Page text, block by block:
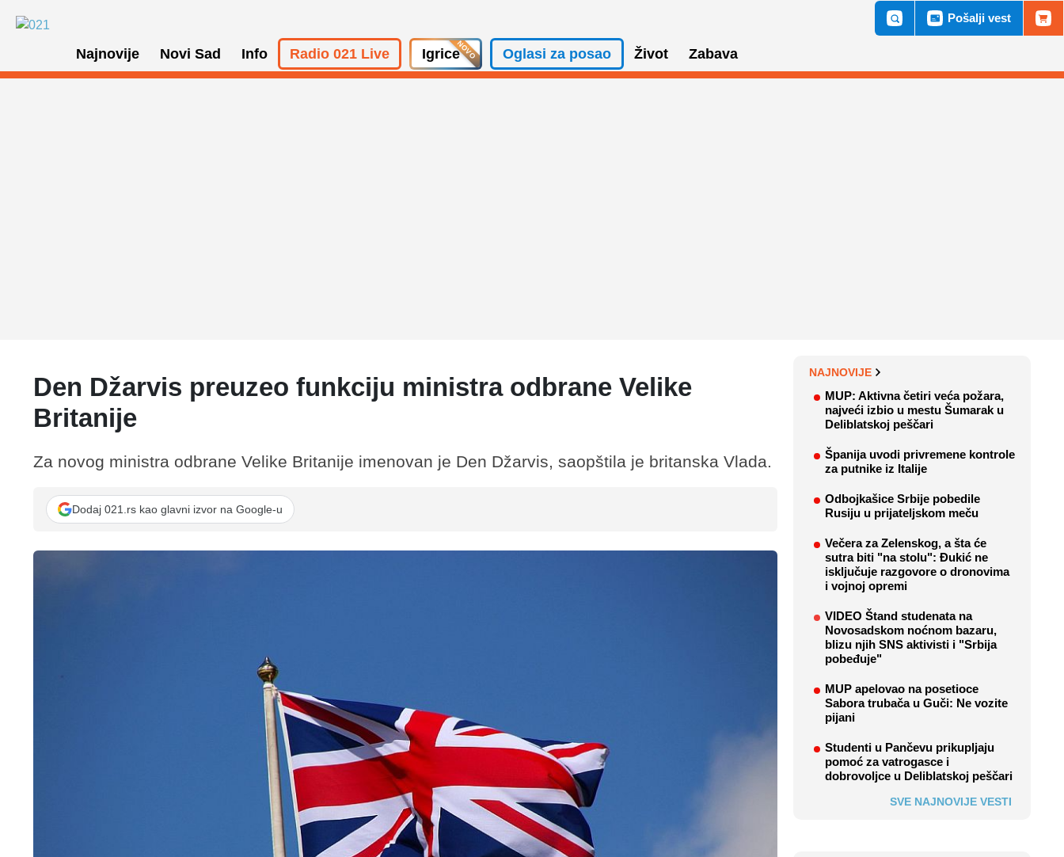
Najnovije Novi Sad Info Radio 021 Live Igrice Oglasi za posao Život Zabava
Pošalji vest
Den Džarvis preuzeo funkciju ministra odbrane Velike
Britanije
Za novog ministra odbrane Velike Britanije imenovan je Den Džarvis, saopštila je britanska Vlada.
Dodaj 021.rs kao glavni izvor na Google-u
NAJNOVIJE
MUP: Aktivna četiri veća požara,
najveći izbio u mestu Šumarak u
Deliblatskoj peščari
Španija uvodi privremene kontrole
za putnike iz Italije
Odbojkašice Srbije pobedile
Rusiju u prijateljskom meču
Večera za Zelenskog, a šta će
sutra biti "na stolu": Đukić ne
isključuje razgovore o dronovima
i vojnoj opremi
VIDEO Štand studenata na
Novosadskom noćnom bazaru,
blizu njih SNS aktivisti i "Srbija
pobeđuje"
MUP apelovao na posetioce
Sabora trubača u Guči: Ne vozite
pijani
Studenti u Pančevu prikupljaju
pomoć za vatrogasce i
dobrovoljce u Deliblatskoj peščari
SVE NAJNOVIJE VESTI